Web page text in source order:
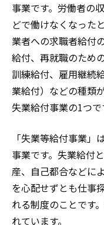
事業です。労働者の
どで働けなくなった
業者への求職者給付
給付、再就職のため
訓練給付、雇用継続
業給付）などの種類
失業給付事業の1つで
「失業等給付事業
事業です。失業給付
産、自己都合などに
を心配せずとも仕事
れる制度のことです
れています。